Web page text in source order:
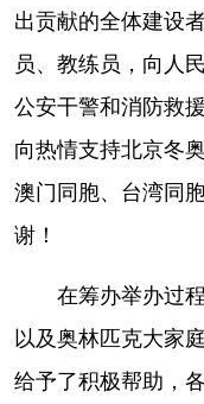
出贡献的全体建设
员、教练员，向人
公安干警和消防救
向热情支持北京冬
澳门同胞、台湾同
谢！
在筹办举办过程
以及奥林匹克大家
给予了积极帮助，